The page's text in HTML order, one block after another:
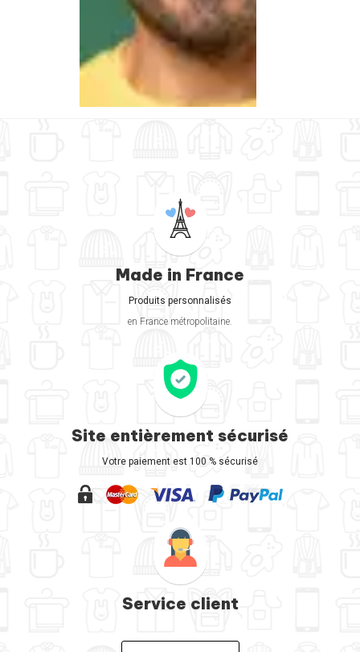
Made in France
Produits personnalisés
en France métropolitaine.
Site entièrement sécurisé
Votre paiement est 100 % sécurisé
Service client